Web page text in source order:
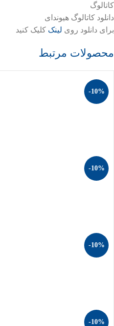
کاتالوگ
دانلود کاتالوگ هیوندای
برای دانلود روی لینک کلیک کنید
محصولات مرتبط
-10%
-10%
-10%
-10%